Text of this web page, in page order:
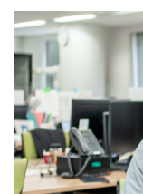
イベント・セミナー
インタビュー
就活成功ガイド
ナレッジ
リファレンス
プラン
個人向けプラン
評価結果一覧
再チャレンジ結果一覧
Tech Team Journal
paiza times
note
paizaとは？